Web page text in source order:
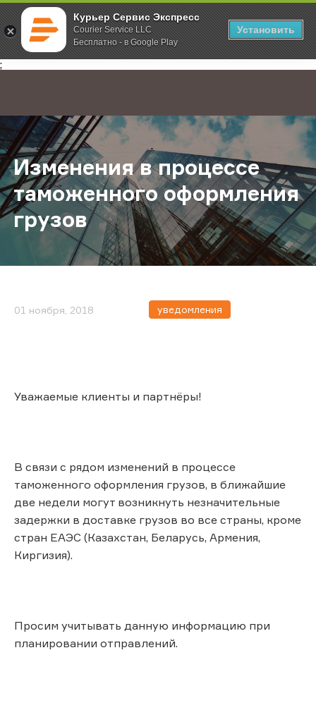
Курьер Сервис Экспресс
Courier Service LLC
Бесплатно - в Google Play
Установить
;
Главная О компании Новости Изменения в процессе
Изменения в процессе
таможенного оформления
грузов
01 ноября, 2018 уведомления
Уважаемые клиенты и партнёры!
В связи с рядом изменений в процессе
таможенного оформления грузов, в ближайшие
две недели могут возникнуть незначительные
задержки в доставке грузов во все страны, кроме
стран ЕАЭС (Казахстан, Беларусь, Армения,
Киргизия).
Просим учитывать данную информацию при
планировании отправлений.